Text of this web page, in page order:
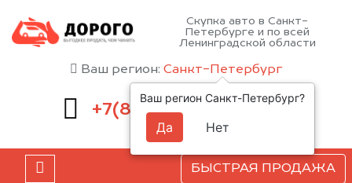
Скупка авто в Санкт-
Петербурге и по всей
Ленинградской области
Ваш регион: Санкт-Петербург
+7(812)660-51-43
БЫСТРАЯ ПРОДАЖА
Ваш регион Санкт-Петербург?
Да Нет